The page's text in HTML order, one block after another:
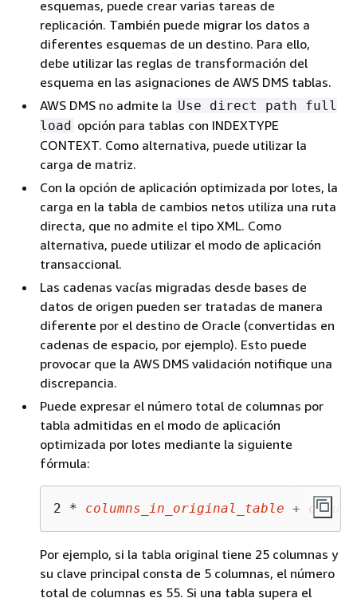
esquemas, puede crear varias tareas de
replicación. También puede migrar los datos a
diferentes esquemas de un destino. Para ello,
debe utilizar las reglas de transformación del
esquema en las asignaciones de AWS DMS tablas.
AWS DMS no admite la Use direct path full
load opción para tablas con INDEXTYPE
CONTEXT. Como alternativa, puede utilizar la
carga de matriz.
Con la opción de aplicación optimizada por lotes, la
carga en la tabla de cambios netos utiliza una ruta
directa, que no admite el tipo XML. Como
alternativa, puede utilizar el modo de aplicación
transaccional.
Las cadenas vacías migradas desde bases de
datos de origen pueden ser tratadas de manera
diferente por el destino de Oracle (convertidas en
cadenas de espacio, por ejemplo). Esto puede
provocar que la AWS DMS validación notifique una
discrepancia.
Puede expresar el número total de columnas por
tabla admitidas en el modo de aplicación
optimizada por lotes mediante la siguiente
fórmula:
2 * columns_in_original_table +
Por ejemplo, si la tabla original tiene 25 columnas y
su clave principal consta de 5 columnas, el número
total de columnas es 55. Si una tabla supera el